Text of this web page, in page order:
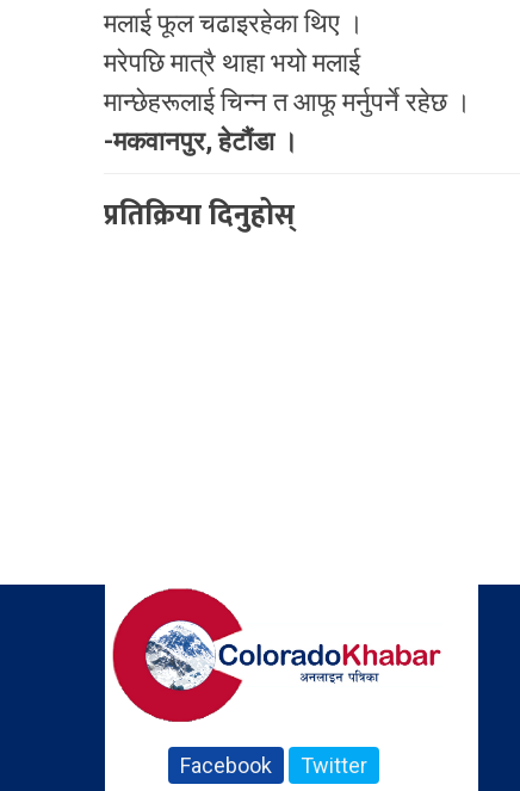
मलाई फूल चढाइरहेका थिए ।
मरेपछि मात्रै थाहा भयो मलाई
मान्छेहरूलाई चिन्न त आफू मर्नुपर्ने रहेछ ।
-मकवानपुर, हेटौंडा ।
प्रतिक्रिया दिनुहोस्
Facebook Twitter